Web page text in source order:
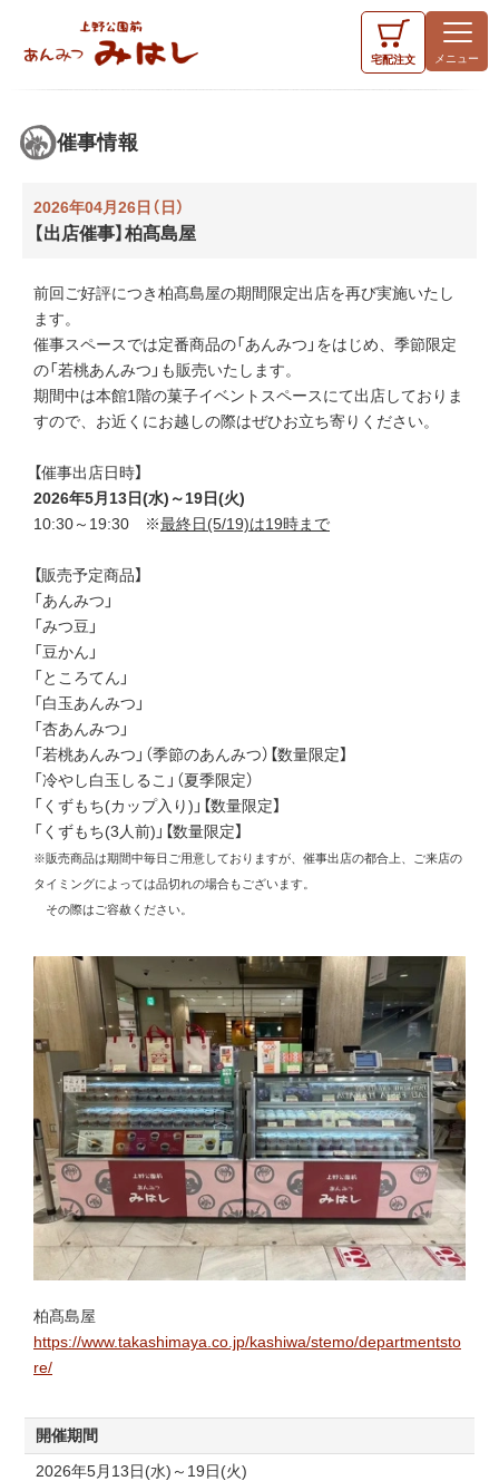
宅配注文
催事情報
2026年04月26日（日）
【出店催事】柏髙島屋
前回ご好評につき柏髙島屋の期間限定出店を再び実施いたし
ます。
催事スペースでは定番商品の「あんみつ」をはじめ、季節限定
の「若桃あんみつ」も販売いたします。
期間中は本館1階の菓子イベントスペースにて出店しておりま
すので、お近くにお越しの際はぜひお立ち寄りください。
【催事出店日時】
2026年5月13日(水)～19日(火)
10:30～19:30 ※最終日(5/19)は19時まで
【販売予定商品】
「あんみつ」
「みつ豆」
「豆かん」
「ところてん」
「白玉あんみつ」
「杏あんみつ」
「若桃あんみつ」（季節のあんみつ）【数量限定】
「冷やし白玉しるこ」（夏季限定）
「くずもち(カップ入り)」【数量限定】
「くずもち(3人前)」【数量限定】
※販売商品は期間中毎日ご用意しておりますが、催事出店の都合上、ご来店の
タイミングによっては品切れの場合もございます。
その際はご容赦ください。
柏髙島屋
https://www.takashimaya.co.jp/kashiwa/stemo/departmentsto
re/
開催期間
2026年5月13日(水)～19日(火)